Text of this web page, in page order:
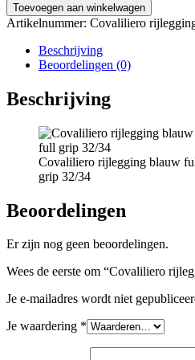
Toevoegen aan winkelwagen
Artikelnummer: Covaliliero
Beschrijving
Beoordelingen (0)
Beschrijving
Covaliliero rijlegging blauw
grip 32/34
Beoordelingen
Er zijn nog geen beoordelingen.
Wees de eerste om “Covaliliero
Je e-mailadres wordt niet
Je waardering *